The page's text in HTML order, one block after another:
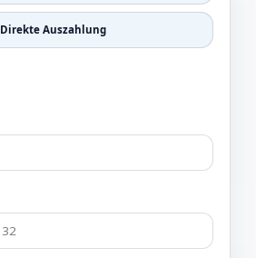
Direkte Auszahlung